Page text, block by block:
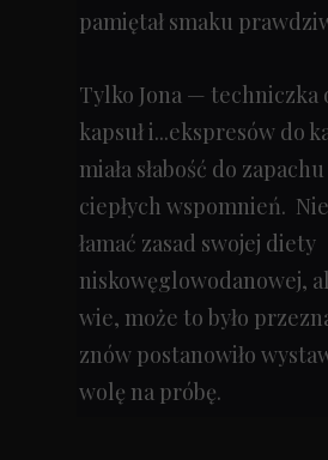
pamiętał smaku
Tylko Jona — techniczka
kapsuł i...ekspresów do
miała słabość do
ciepłych wspomnień.
łamać zasad swojej diety
niskowęglowodanowej,
wie, może to było
znów postanowiło
wolę na próbę.